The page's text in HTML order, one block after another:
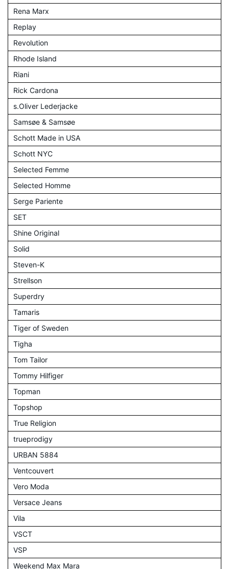
Rena Marx
Replay
Revolution
Rhode Island
Riani
Rick Cardona
s.Oliver Lederjacke
Samsøe & Samsøe
Schott Made in USA
Schott NYC
Selected Femme
Selected Homme
Serge Pariente
SET
Shine Original
Solid
Steven-K
Strellson
Superdry
Tamaris
Tiger of Sweden
Tigha
Tom Tailor
Tommy Hilfiger
Topman
Topshop
True Religion
trueprodigy
URBAN 5884
Ventcouvert
Vero Moda
Versace Jeans
Vila
VSCT
VSP
Weekend Max Mara